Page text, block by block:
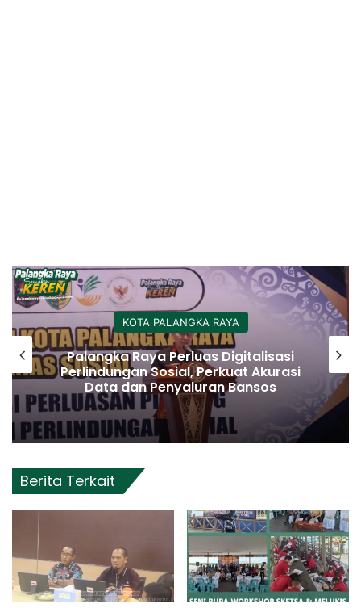
KOTA PALANGKA RAYA
Palangka Raya Perluas Digitalisasi
Perlindungan Sosial, Perkuat Akurasi
Data dan Penyaluran Bansos
Berita Terkait